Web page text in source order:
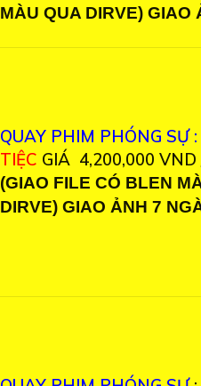
MÀU QUA DIRVE) GIAO
QUAY PHIM PHÓNG SỰ :
TIỆC GIÁ 4,200,000 VND
(GIAO FILE CÓ BLEN
DIRVE) GIAO ẢNH 7